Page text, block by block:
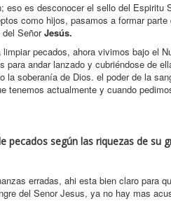
eso es desconocer el sello del
como hijos, pasamos a formar
SeñorJesús.
pecados, ahora vivimos bajo el
andar lanzado y cubriéndose de
soberanía de Dios. el poder de la
actualmente y cuando
según las riquezas de su
erradas, ahi esta bien claro para
del Senor Jesus, ya no hay mas